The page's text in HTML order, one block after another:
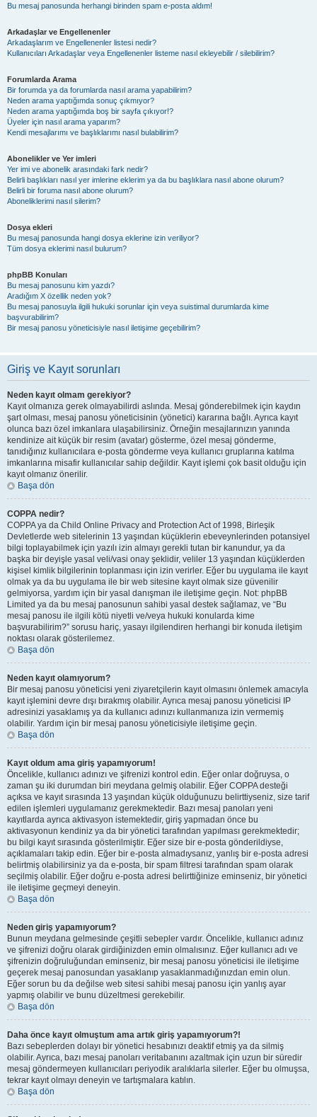
Bu mesaj panosunda herhangi birinden spam e-posta aldım!
Arkadaşlar ve Engellenenler
Arkadaşlarım ve Engellenenler listesi nedir?
Kullanıcıları Arkadaşlar veya Engellenenler listeme nasıl ekleyebilir / silebilirim?
Forumlarda Arama
Bir forumda ya da forumlarda nasıl arama yapabilirim?
Neden arama yaptığımda sonuç çıkmıyor?
Neden arama yaptığımda boş bir sayfa çıkıyor!?
Üyeler için nasıl arama yaparım?
Kendi mesajlarımı ve başlıklarımı nasıl bulabilirim?
Abonelikler ve Yer imleri
Yer imi ve abonelik arasındaki fark nedir?
Belirli başlıkları nasıl yer imlerine eklerim ya da bu başlıklara nasıl abone olurum?
Belirli bir foruma nasıl abone olurum?
Aboneliklerimi nasıl silerim?
Dosya ekleri
Bu mesaj panosunda hangi dosya eklerine izin veriliyor?
Tüm dosya eklerimi nasıl bulurum?
phpBB Konuları
Bu mesaj panosunu kim yazdı?
Aradığım X özellik neden yok?
Bu mesaj panosuyla ilgili hukuki sorunlar için veya suistimal durumlarda kime
başvurabilirim?
Bir mesaj panosu yöneticisiyle nasıl iletişime geçebilirim?
Giriş ve Kayıt sorunları
Neden kayıt olmam gerekiyor?
Kayıt olmanıza gerek olmayabilirdi aslında. Mesaj gönderebilmek için kaydın
şart olması, mesaj panosu yöneticisinin (yönetici) kararına bağlı. Ayrıca kayıt
olunca bazı özel imkanlara ulaşabilirsiniz. Örneğin mesajlarınızın yanında
kendinize ait küçük bir resim (avatar) gösterme, özel mesaj gönderme,
tanıdığınız kullanıcılara e-posta gönderme veya kullanıcı gruplarına katılma
imkanlarına misafir kullanıcılar sahip değildir. Kayıt işlemi çok basit olduğu için
kayıt olmanız önerilir.
Başa dön
COPPA nedir?
COPPA ya da Child Online Privacy and Protection Act of 1998, Birleşik
Devletlerde web sitelerinin 13 yaşından küçüklerin ebeveynlerinden potansiyel
bilgi toplayabilmek için yazılı izin almayı gerekli tutan bir kanundur, ya da
başka bir deyişle yasal veli/vasi onay şeklidir, veliler 13 yaşından küçüklerden
kişisel kimlik bilgilerinin toplanması için izin verirler. Eğer bu uygulama ile kayıt
olmak ya da bu uygulama ile bir web sitesine kayıt olmak size güvenilir
gelmiyorsa, yardım için bir yasal danışman ile iletişime geçin. Not: phpBB
Limited ya da bu mesaj panosunun sahibi yasal destek sağlamaz, ve “Bu
mesaj panosu ile ilgili kötü niyetli ve/veya hukuki konularda kime
başvurabilirim?” sorusu hariç, yasayı ilgilendiren herhangi bir konuda iletişim
noktası olarak gösterilemez.
Başa dön
Neden kayıt olamıyorum?
Bir mesaj panosu yöneticisi yeni ziyaretçilerin kayıt olmasını önlemek amacıyla
kayıt işlemini devre dışı bırakmış olabilir. Ayrıca mesaj panosu yöneticisi IP
adresinizi yasaklamış ya da kullanıcı adınızı kullanmanıza izin vermemiş
olabilir. Yardım için bir mesaj panosu yöneticisiyle iletişime geçin.
Başa dön
Kayıt oldum ama giriş yapamıyorum!
Öncelikle, kullanıcı adınızı ve şifrenizi kontrol edin. Eğer onlar doğruysa, o
zaman şu iki durumdan biri meydana gelmiş olabilir. Eğer COPPA desteği
açıksa ve kayıt sırasında 13 yaşından küçük olduğunuzu belirttiyseniz, size tarif
edilen işlemleri uygulamanız gerekmektedir. Bazı mesaj panoları yeni
kayıtlarda ayrıca aktivasyon istemektedir, giriş yapmadan önce bu
aktivasyonun kendiniz ya da bir yönetici tarafından yapılması gerekmektedir;
bu bilgi kayıt sırasında gösterilmiştir. Eğer size bir e-posta gönderildiyse,
açıklamaları takip edin. Eğer bir e-posta almadıysanız, yanlış bir e-posta adresi
belirtmiş olabilirsiniz ya da e-posta, bir spam filtresi tarafından spam olarak
seçilmiş olabilir. Eğer doğru e-posta adresi belirttiğinize eminseniz, bir yönetici
ile iletişime geçmeyi deneyin.
Başa dön
Neden giriş yapamıyorum?
Bunun meydana gelmesinde çeşitli sebepler vardır. Öncelikle, kullanıcı adınız
ve şifrenizi doğru olarak girdiğinizden emin olmalısınız. Eğer kullanıcı adı ve
şifrenizin doğruluğundan eminseniz, bir mesaj panosu yöneticisi ile iletişime
geçerek mesaj panosundan yasaklanıp yasaklanmadığınızdan emin olun.
Eğer sorun bu da değilse web sitesi sahibi mesaj panosu için yanlış ayar
yapmış olabilir ve bunu düzeltmesi gerekebilir.
Başa dön
Daha önce kayıt olmuştum ama artık giriş yapamıyorum?!
Bazı sebeplerden dolayı bir yönetici hesabınızı deaktif etmiş ya da silmiş
olabilir. Ayrıca, bazı mesaj panoları veritabanını azaltmak için uzun bir süredir
mesaj göndermeyen kullanıcıları periyodik aralıklarla silerler. Eğer bu olmuşsa,
tekrar kayıt olmayı deneyin ve tartışmalara katılın.
Başa dön